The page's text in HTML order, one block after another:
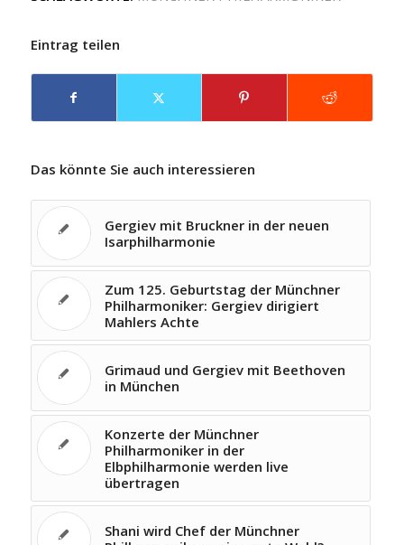
Eintrag teilen
Das könnte Sie auch interessieren
Gergiev mit Bruckner in der neuen
Isarphilharmonie
Zum 125. Geburtstag der Münchner
Philharmoniker: Gergiev dirigiert
Mahlers Achte
Grimaud und Gergiev mit Beethoven
in München
Konzerte der Münchner
Philharmoniker in der
Elbphilharmonie werden live
übertragen
Shani wird Chef der Münchner